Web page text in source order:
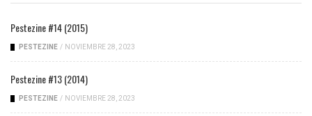
Pestezine #14 (2015)
PESTEZINE / NOVIEMBRE 28, 2023
Pestezine #13 (2014)
PESTEZINE / NOVIEMBRE 28, 2023